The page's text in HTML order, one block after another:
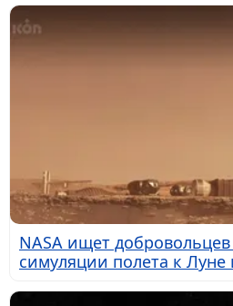
NASA ищет
симуляции полета к